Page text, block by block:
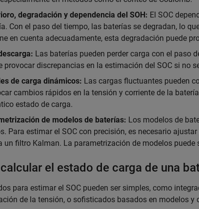
degradación y dependencia del SOH: El SOC
Con el paso del tiempo, las baterías se degradan, lo
en cuenta adecuadamente, esta degradación puede
Las baterías pueden perder carga con el paso
provocar discrepancias en la estimación del SOC si no
de carga dinámicos: Las cargas fluctuantes pueden
cambios rápidos en la tensión y corriente de la
estado de carga.
de modelos de baterías: Los modelos de
Para estimar el SOC con precisión, es necesario
un filtro Kalman. La parametrización de modelos puede
el estado de carga de una
para estimar el SOC pueden ser simples, como
de la tensión, o sofisticados basados en modelos y